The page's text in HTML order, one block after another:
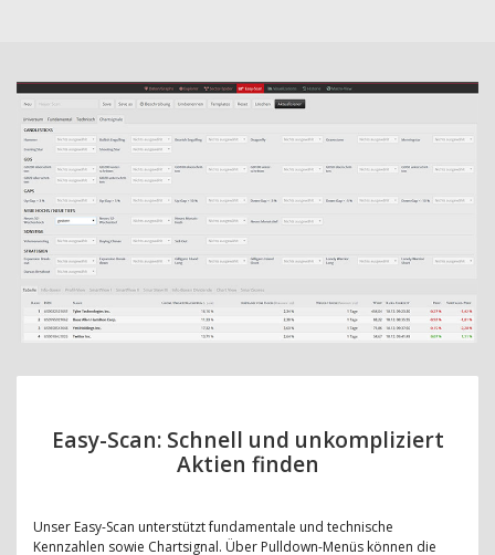
Easy-Scan: Schnell und unkompliziert
Aktien finden
Unser Easy-Scan unterstützt fundamentale und technische
Kennzahlen sowie Chartsignal. Über Pulldown-Menüs können die